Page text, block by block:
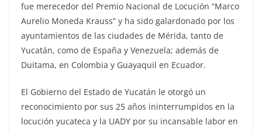
fue merecedor del Premio Nacional de Locución “Marco
Aurelio Moneda Krauss” y ha sido galardonado por los
ayuntamientos de las ciudades de Mérida, tanto de
Yucatán, como de España y Venezuela; además de
Duitama, en Colombia y Guayaquil en Ecuador.
El Gobierno del Estado de Yucatán le otorgó un
reconocimiento por sus 25 años ininterrumpidos en la
locución yucateca y la UADY por su incansable labor en